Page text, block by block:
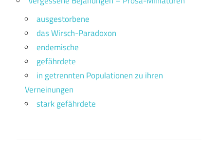
ausgestorbene
das Wirsch-Paradoxon
endemische
gefährdete
in getrennten Populationen zu ihren
Verneinungen
stark gefährdete